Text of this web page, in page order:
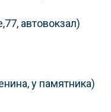
автовокзал)
у памятника)